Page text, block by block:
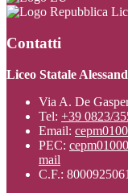
Contatti
Liceo Statale
Via A. De
Tel: +39 0823/
Email:
PEC:
mail
C.F.: